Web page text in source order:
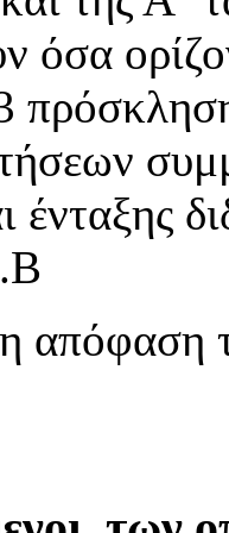
όσα
ένταξης